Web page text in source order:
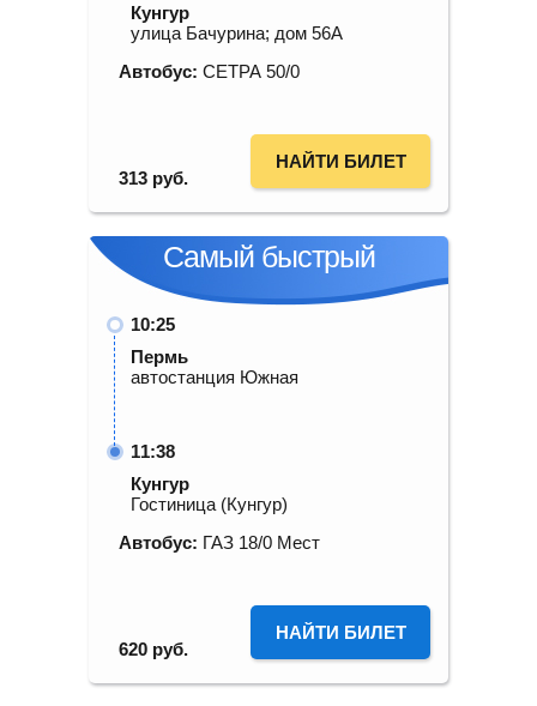
Кунгур
улица Бачурина; дом 56А
Автобус: СЕТРА 50/0
313 руб.
НАЙТИ БИЛЕТ
Самый быстрый
10:25
Пермь
автостанция Южная
11:38
Кунгур
Гостиница (Кунгур)
Автобус: ГАЗ 18/0 Мест
620 руб.
НАЙТИ БИЛЕТ